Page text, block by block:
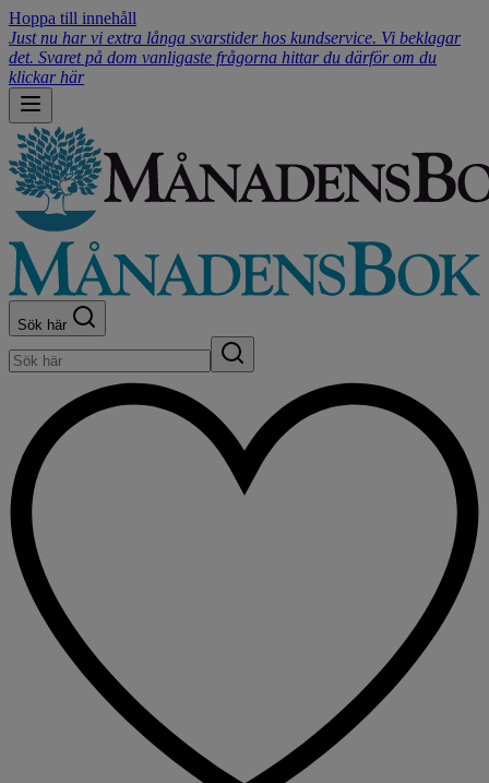
Hoppa till innehåll
Just nu har vi extra långa svarstider hos kundservice. Vi beklagar
det. Svaret på dom vanligaste frågorna hittar du därför om du
klickar här
Sök här